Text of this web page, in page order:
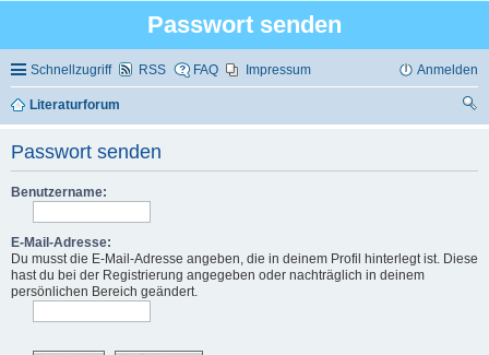
Passwort senden
Schnellzugriff RSS FAQ Impressum Anmelden
Literaturforum
Passwort senden
Benutzername:
E-Mail-Adresse:
Du musst die E-Mail-Adresse angeben, die in deinem Profil hinterlegt ist. Diese
hast du bei der Registrierung angegeben oder nachträglich in deinem
persönlichen Bereich geändert.